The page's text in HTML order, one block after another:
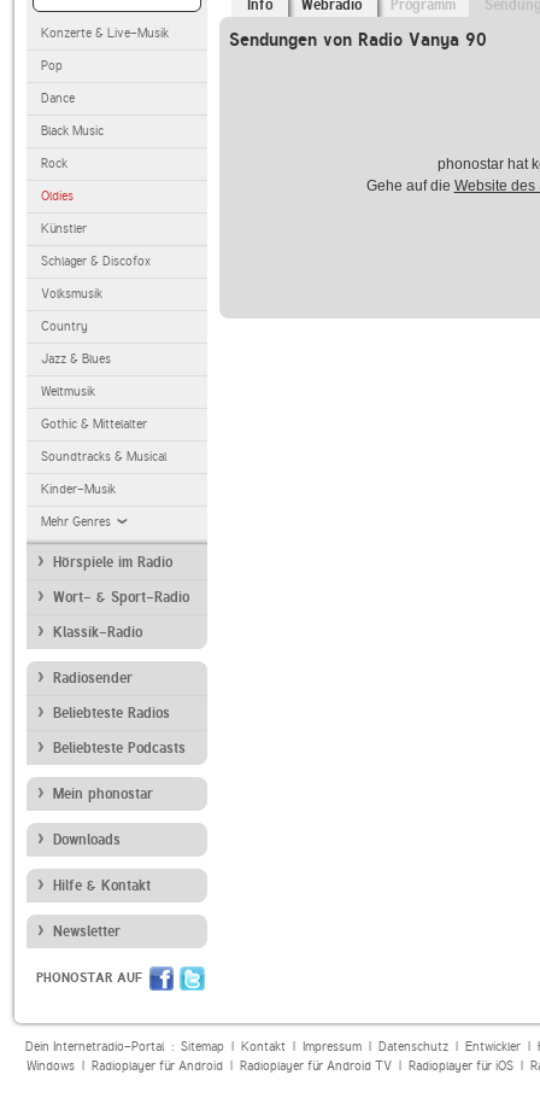
Konzerte & Live-Musik
Pop
Dance
Black Music
Rock
Oldies
Künstler
Schlager & Discofox
Volksmusik
Country
Jazz & Blues
Weltmusik
Gothic & Mittelalter
Soundtracks & Musical
Kinder-Musik
Mehr Genres
Hörspiele im Radio
Wort- & Sport-Radio
Klassik-Radio
Radiosender
Beliebteste Radios
Beliebteste Podcasts
Mein phonostar
Downloads
Hilfe & Kontakt
Newsletter
PHONOSTAR AUF
Info Webradio Programm
Sendungen von Radio Vanya 90
phonostar hat
Gehe auf die Website des
Dein Internetradio-Portal : Sitemap| Kontakt| Impressum| Datenschutz| Entwickler|
Windows| Radioplayer für Android| Radioplayer für Android TV| Radioplayer für iOS|